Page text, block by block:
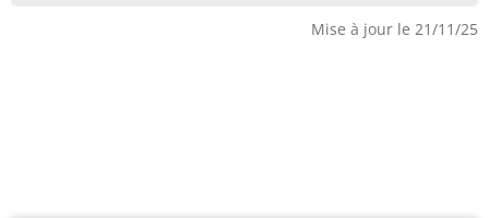
Mise à jour le 21/11/25